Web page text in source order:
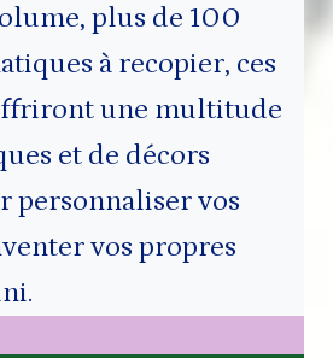
plus de 100
à recopier, ces
une multitude
et de décors
personnaliser vos
vos propres